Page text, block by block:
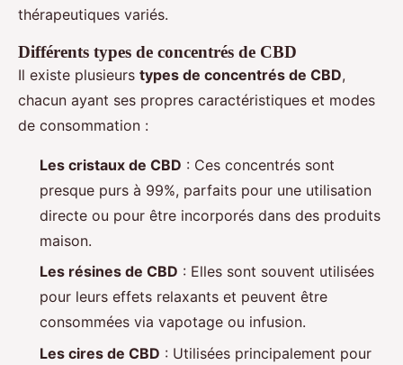
thérapeutiques variés.
Différents types de concentrés de CBD
Il existe plusieurs types de concentrés de CBD,
chacun ayant ses propres caractéristiques et modes
de consommation :
Les cristaux de CBD : Ces concentrés sont
presque purs à 99%, parfaits pour une utilisation
directe ou pour être incorporés dans des produits
maison.
Les résines de CBD : Elles sont souvent utilisées
pour leurs effets relaxants et peuvent être
consommées via vapotage ou infusion.
Les cires de CBD : Utilisées principalement pour